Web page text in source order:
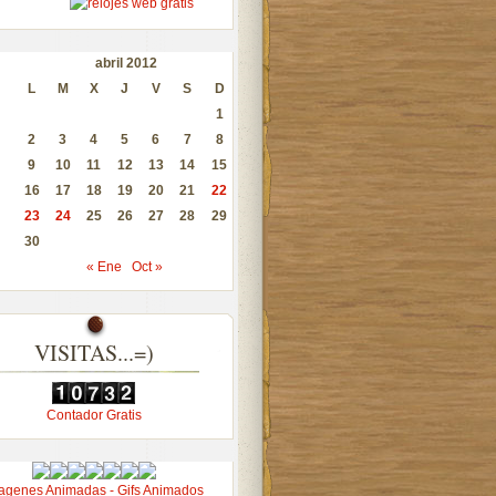
abril 2012
L
M X J V S
D
1
2
3 4 5 6 7
8
9
10 11 12 13 14
15
16
17 18 19 20 21
22
23
24 25 26 27 28
29
30
« Ene
Oct »
VISITAS...=)
Contador Gratis
Animadas - Gifs Animados